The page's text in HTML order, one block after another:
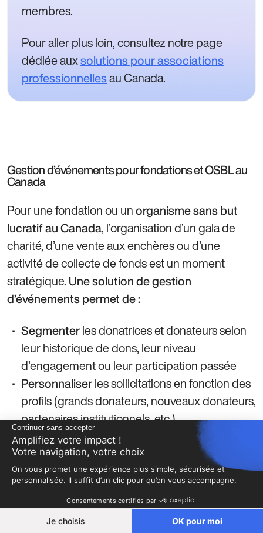
membres.
Pour aller plus loin, consultez notre page
dédiée auxsolutions pour associations
professionnellesau Canada.
Gestion d’événements pour fondations et OSBL au
Canada
Pour une fondation ou un organisme sans but
lucratif au Canada, l’organisation d’un gala de
charité, d’une vente aux enchères ou d’une
activité de collecte de fonds est un moment
stratégique. Une solution de gestion
d’événements permet de :
Segmenter les donatrices et donateurs selon
leur historique de dons, leur niveau
d’engagement ou leur participation passée
Personnaliser les sollicitations en fonction des
profils (grands donateurs, nouveaux donateurs,
partenaires institutionnels, etc.)
Suivreles dons en temps réel, incluant les
promesses et les relances à effectuer
Exemple concret :lors d’un gala de
financement, l’outil peut automatiser
Continuer sans accepter
Amplifiez votre impact !
Votre navigation, votre choix
On vous promet une expérience plus simple, sécurisée et
personnalisée. Il suffit d’un clic pour qu’on vous accompagne.
Consentements certifiés par
Je choisis OK pour moi